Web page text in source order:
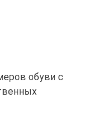
обуви с